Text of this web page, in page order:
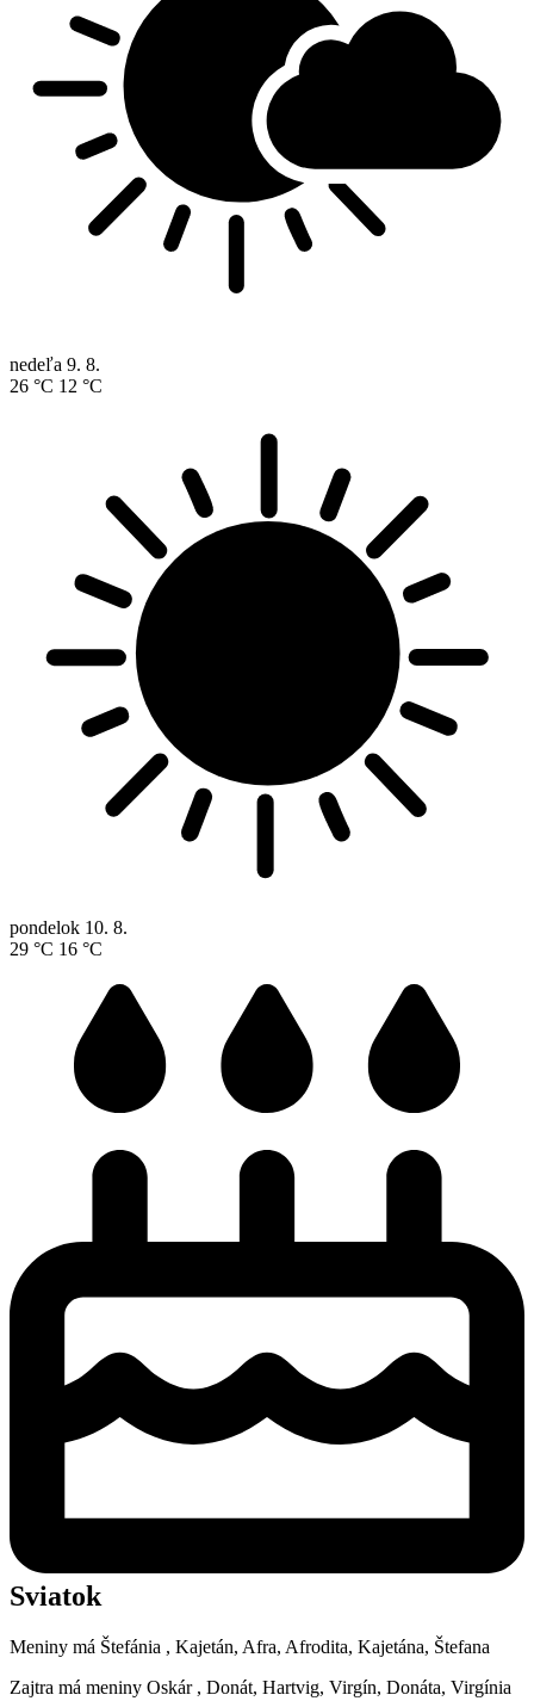
nedeľa 9. 8.
26 °C 12 °C
pondelok 10. 8.
29 °C 16 °C
Sviatok
Meniny má Štefánia , Kajetán, Afra, Afrodita, Kajetána, Štefana
Zajtra má meniny Oskár , Donát, Hartvig, Virgín, Donáta, Virgínia